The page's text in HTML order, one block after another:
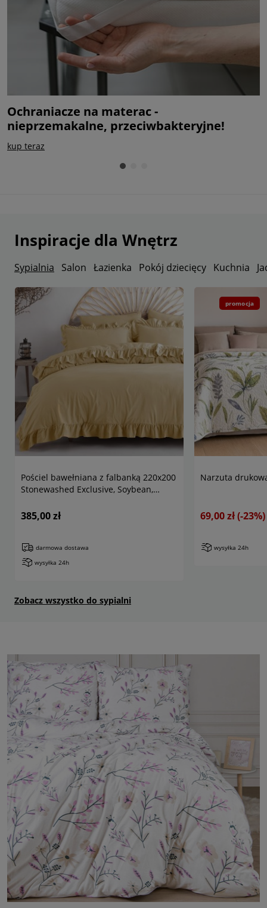
Ochraniacze na materac -
nieprzemakalne, przeciwbakteryjne!
kup teraz
Inspiracje dla Wnętrz
Sypialnia Salon Łazienka Pokój dziecięcy Kuchnia
Pościel bawełniana z falbanką 220x200
Stonewashed Exclusive, Soybean,
385,00 zł
darmowa dostawa
wysyłka 24h
Narzuta
69,00 zł(-23%)
promocja
wysyłka 24h
Zobacz wszystko do sypialni